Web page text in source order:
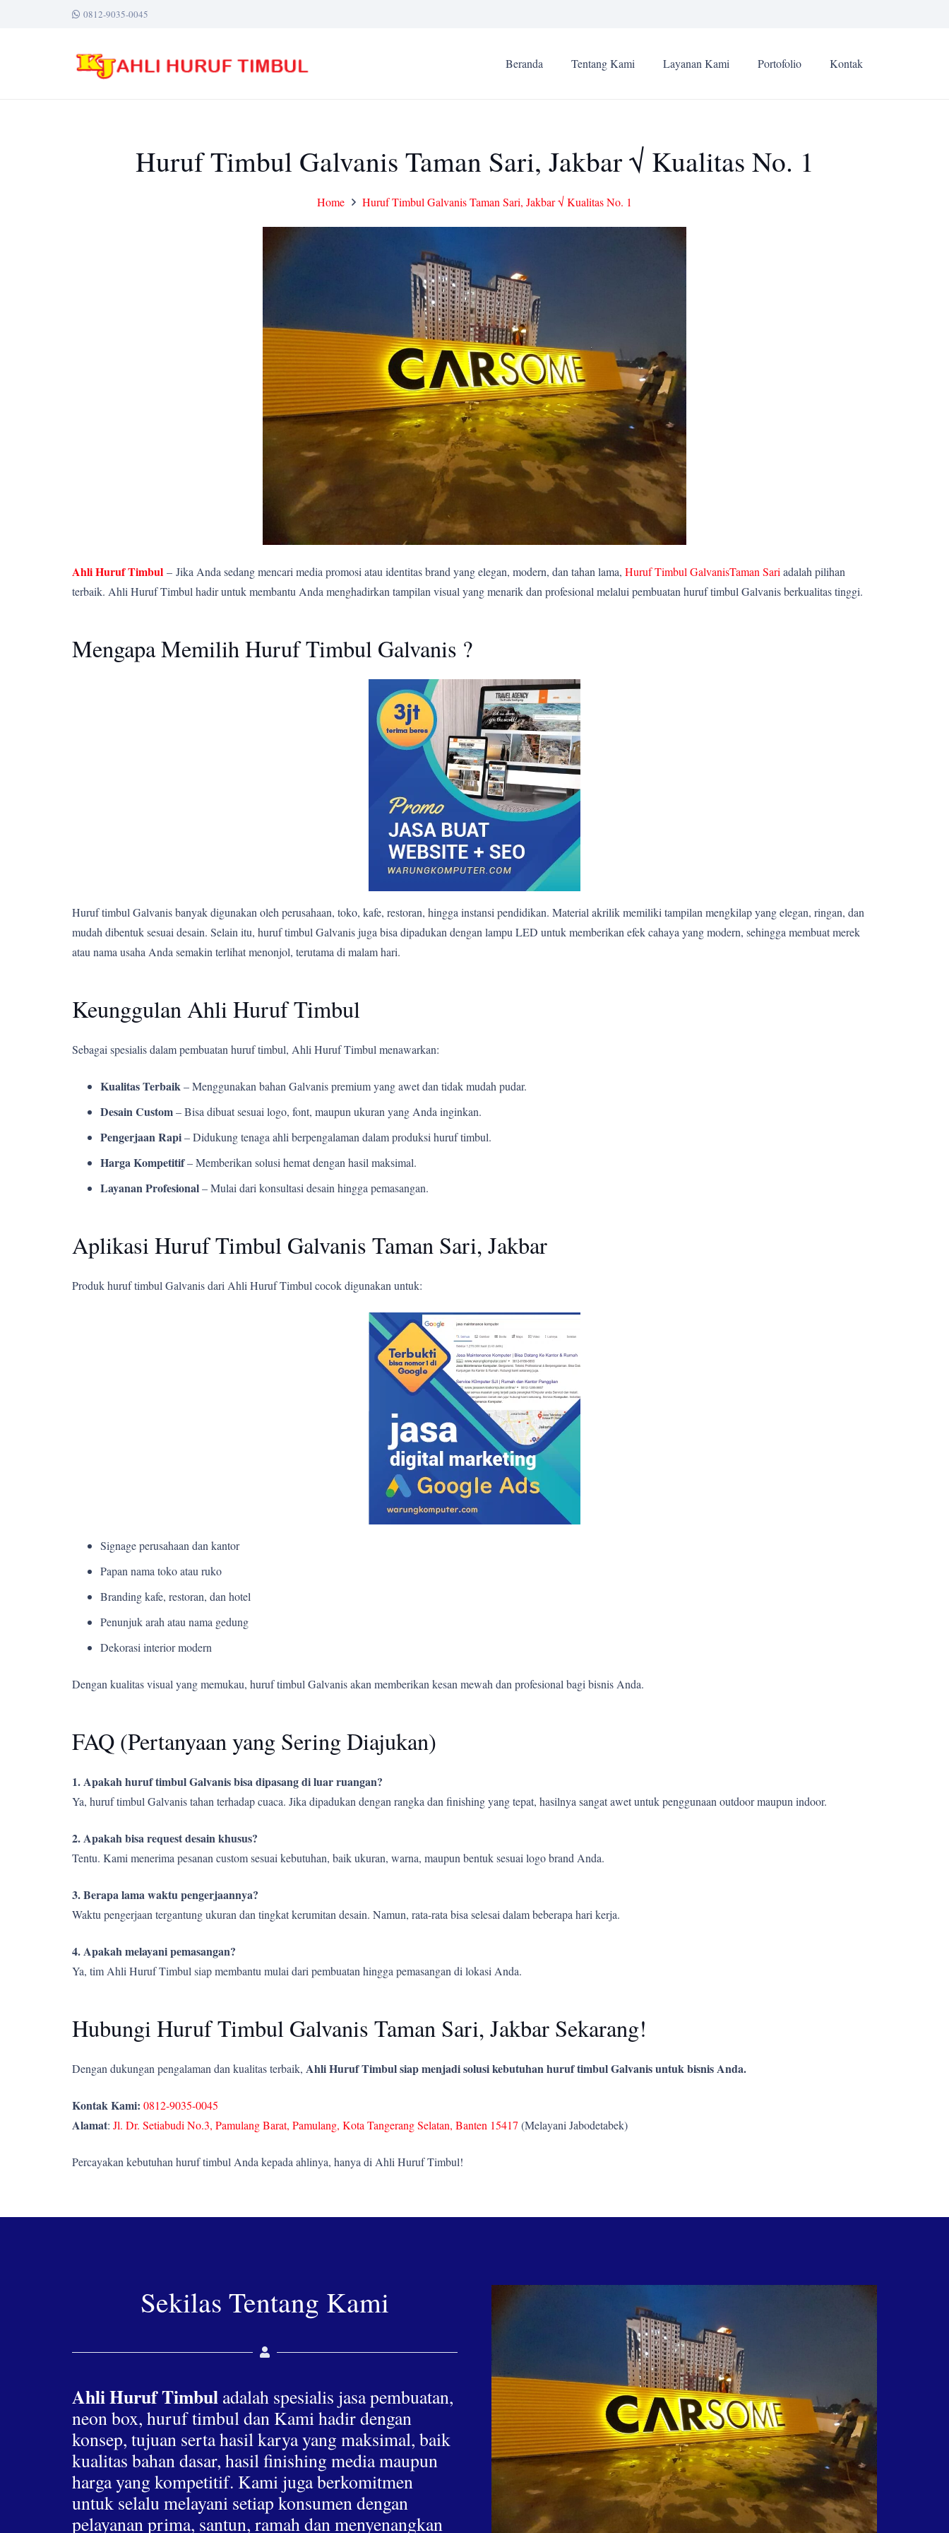
0812-9035-0045
Beranda Tentang Kami Layanan Kami Portofolio Kontak
Huruf Timbul Galvanis Taman Sari, Jakbar √ Kualitas No. 1
Home Huruf Timbul Galvanis Taman Sari, Jakbar √ Kualitas No. 1
Ahli Huruf Timbul – Jika Anda sedang mencari media promosi atau identitas brand yang elegan, modern, dan tahan lama, Huruf Timbul GalvanisTaman Sari adalah pilihan
terbaik. Ahli Huruf Timbul hadir untuk membantu Anda menghadirkan tampilan visual yang menarik dan profesional melalui pembuatan huruf timbul Galvanis berkualitas tinggi.
Mengapa Memilih Huruf Timbul Galvanis ?
Huruf timbul Galvanis banyak digunakan oleh perusahaan, toko, kafe, restoran, hingga instansi pendidikan. Material akrilik memiliki tampilan mengkilap yang elegan, ringan, dan
mudah dibentuk sesuai desain. Selain itu, huruf timbul Galvanis juga bisa dipadukan dengan lampu LED untuk memberikan efek cahaya yang modern, sehingga membuat merek
atau nama usaha Anda semakin terlihat menonjol, terutama di malam hari.
Keunggulan Ahli Huruf Timbul
Sebagai spesialis dalam pembuatan huruf timbul, Ahli Huruf Timbul menawarkan:
Kualitas Terbaik– Menggunakan bahan Galvanis premium yang awet dan tidak mudah pudar.
Desain Custom– Bisa dibuat sesuai logo, font, maupun ukuran yang Anda inginkan.
Pengerjaan Rapi– Didukung tenaga ahli berpengalaman dalam produksi huruf timbul.
Harga Kompetitif– Memberikan solusi hemat dengan hasil maksimal.
Layanan Profesional– Mulai dari konsultasi desain hingga pemasangan.
Aplikasi Huruf Timbul Galvanis Taman Sari, Jakbar
Produk huruf timbul Galvanis dari Ahli Huruf Timbul cocok digunakan untuk:
Signage perusahaan dan kantor
Papan nama toko atau ruko
Branding kafe, restoran, dan hotel
Penunjuk arah atau nama gedung
Dekorasi interior modern
Dengan kualitas visual yang memukau, huruf timbul Galvanis akan memberikan kesan mewah dan profesional bagi bisnis Anda.
FAQ (Pertanyaan yang Sering Diajukan)
1. Apakah huruf timbul Galvanis bisa dipasang di luar ruangan?
Ya, huruf timbul Galvanis tahan terhadap cuaca. Jika dipadukan dengan rangka dan finishing yang tepat, hasilnya sangat awet untuk penggunaan outdoor maupun indoor.
2. Apakah bisa request desain khusus?
Tentu. Kami menerima pesanan custom sesuai kebutuhan, baik ukuran, warna, maupun bentuk sesuai logo brand Anda.
3. Berapa lama waktu pengerjaannya?
Waktu pengerjaan tergantung ukuran dan tingkat kerumitan desain. Namun, rata-rata bisa selesai dalam beberapa hari kerja.
4. Apakah melayani pemasangan?
Ya, tim Ahli Huruf Timbul siap membantu mulai dari pembuatan hingga pemasangan di lokasi Anda.
Hubungi Huruf Timbul Galvanis Taman Sari, Jakbar Sekarang!
Dengan dukungan pengalaman dan kualitas terbaik, Ahli Huruf Timbul siap menjadi solusi kebutuhan huruf timbul Galvanis untuk bisnis Anda.
Kontak Kami: 0812-9035-0045
Alamat: Jl. Dr. Setiabudi No.3, Pamulang Barat, Pamulang, Kota Tangerang Selatan, Banten 15417 (Melayani Jabodetabek)
Percayakan kebutuhan huruf timbul Anda kepada ahlinya, hanya di Ahli Huruf Timbul!
Sekilas Tentang Kami
Ahli Huruf Timbul adalah spesialis jasa pembuatan,
neon box, huruf timbul dan Kami hadir dengan
konsep, tujuan serta hasil karya yang maksimal, baik
kualitas bahan dasar, hasil finishing media maupun
harga yang kompetitif. Kami juga berkomitmen
untuk selalu melayani setiap konsumen dengan
pelayanan prima, santun, ramah dan menyenangkan